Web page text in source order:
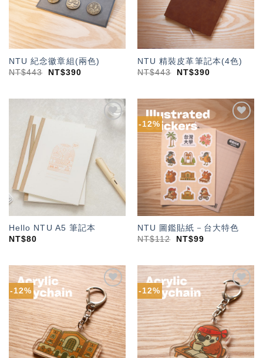
NTU 紀念徽章組(兩色)
NT$443 NT$390
NTU 精裝皮革筆記本(4色)
NT$443 NT$390
Hello NTU A5 筆記本
NT$80
-12%
「願
望輕
單」
NTU 圖鑑貼紙－台大特色
NT$112 NT$99
-12%
加入
「願
望輕
單」
-12%
加入
「願
望輕
單」